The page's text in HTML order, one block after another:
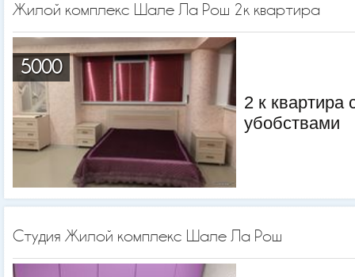
Жилой комплекс Шале Ла Рош 2к квартира
5000
2 к квартира
убобствами
Студия Жилой комплекс Шале Ла Рош